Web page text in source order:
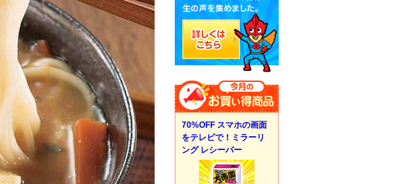
70%OFF スマホの画面
をテレビで！ミラーリ
ング レシーバー